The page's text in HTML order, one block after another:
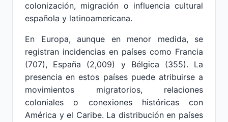
colonización, migración o influencia cultural
española y latinoamericana.
En Europa, aunque en menor medida, se
registran incidencias en países como Francia
(707), España (2,009) y Bélgica (355). La
presencia en estos países puede atribuirse a
movimientos migratorios, relaciones
coloniales o conexiones históricas con
América y el Caribe. La distribución en países